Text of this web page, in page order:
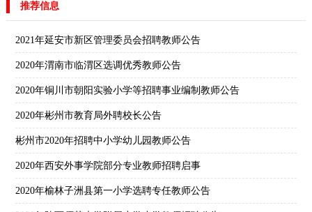
推荐信息
2021年延安市新区管理委员会招聘教师公告
2020年渭南市临渭区选调优秀教师公告
2020年铜川市朝阳实验小学等招聘事业编制教师公告
2020年彬州市教育局外聘校长公告
彬州市2020年招聘中小学幼儿园教师公告
2020年西安外事学院部分专业教师招聘启事
2020年榆林子洲县第一小学选聘专任教师公告